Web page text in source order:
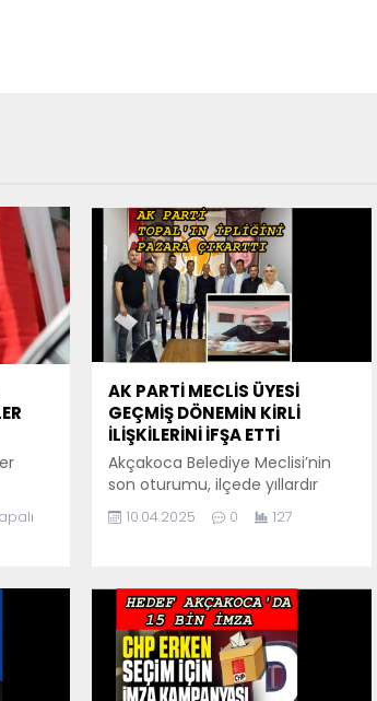
adı
Mart
AK PARTİ MECLİS ÜYESİ
GEÇMİŞ DÖNEMİN KİRLİ
İLİŞKİLERİNİ İFŞA ETTİ
Akçakoca Belediye Meclisi’nin
son oturumu, ilçede yıllardır
konuşulan ama üzeri örtülen
karanlık ilişkiler zincirinin gün
Sefer Tuzcuoğlu’nun yaptığı
cesur çıkış, yalnızca bir faaliyet
raporunu eleştirmekle kalmadı;
kamuoyunun gerçekleri
öğrenmesi adına büyük bir
10.04.2025 0 127